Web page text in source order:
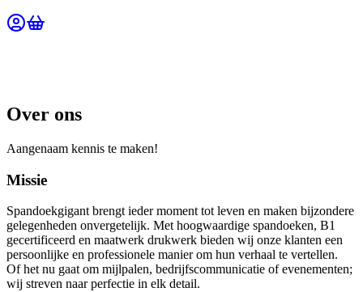
Over ons
Aangenaam kennis te maken!
Missie
Spandoekgigant brengt ieder moment tot leven en maken bijzondere
gelegenheden onvergetelijk. Met hoogwaardige spandoeken, B1
gecertificeerd en maatwerk drukwerk bieden wij onze klanten een
persoonlijke en professionele manier om hun verhaal te vertellen.
Of het nu gaat om mijlpalen, bedrijfscommunicatie of evenementen;
wij streven naar perfectie in elk detail.